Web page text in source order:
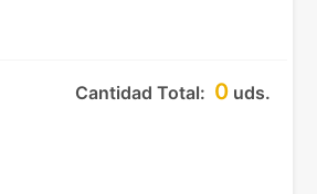
Cantidad Total: 0 uds.